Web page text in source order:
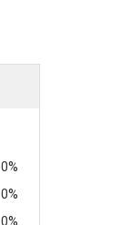
0%
0%
0%